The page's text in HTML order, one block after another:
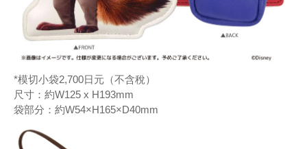
*模切小袋2,700日元（不含稅）
尺寸：約W125 x H193mm
袋部分：約W54×H165×D40mm